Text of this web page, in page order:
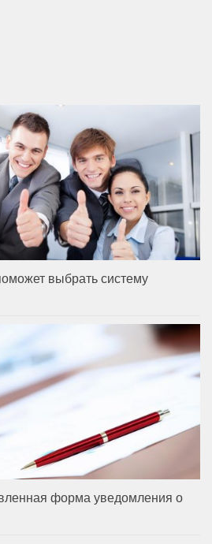
выбрать систему
форма уведомления о